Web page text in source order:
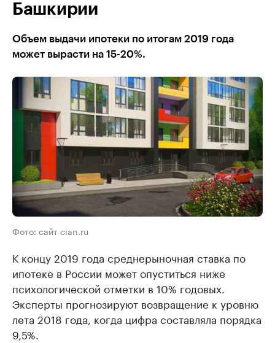
Башкирии
Объем выдачи ипотеки по итогам 2019 года
может вырасти на 15-20%.
Фото: сайт cian.ru
К концу 2019 года среднерыночная ставка по
ипотеке в России может опуститься ниже
психологической отметки в 10% годовых.
Эксперты прогнозируют возвращение к уровню
лета 2018 года, когда цифра составляла порядка
9,5%.